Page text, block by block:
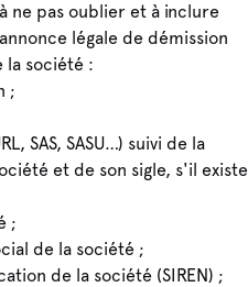
ne pas oublier et à inclure
légale de démission
la société :
;
SAS, SASU…) suivi de la
et de son sigle, s'il existe
;
de la société ;
de la société (SIREN) ;